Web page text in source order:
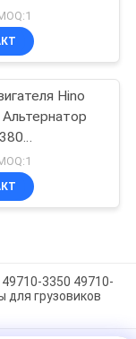
для
грузовиков
Hino
для
49710-3350 49710-
для грузовиков